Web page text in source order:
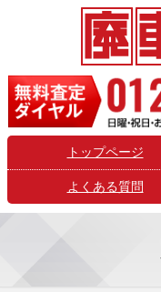
トップページ
よくある質問